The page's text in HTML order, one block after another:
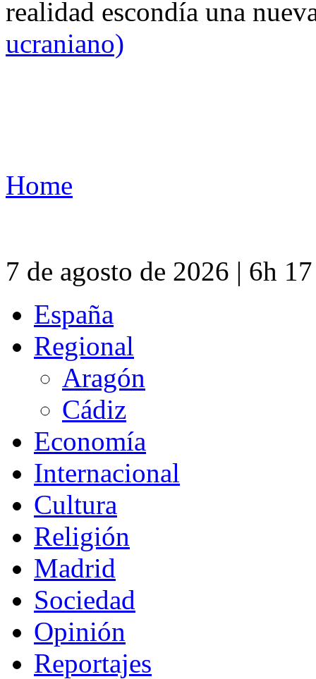
realidad escondía una
ucraniano)
Home
7 de agosto de 2026 | 6h
España
Regional
Aragón
Cádiz
Economía
Internacional
Cultura
Religión
Madrid
Sociedad
Opinión
Reportajes